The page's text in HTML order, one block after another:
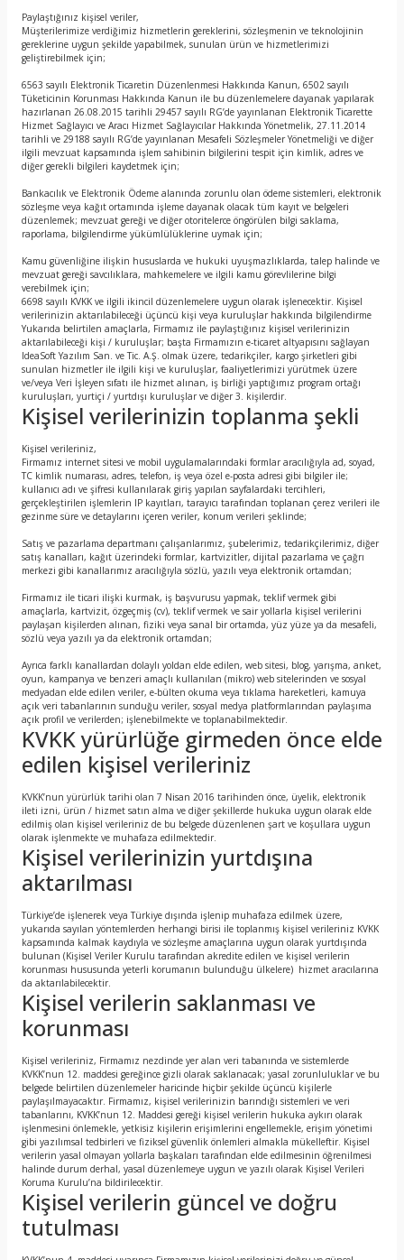
Paylaştığınız kişisel veriler,
Müşterilerimize verdiğimiz hizmetlerin gereklerini, sözleşmenin ve teknolojinin
gereklerine uygun şekilde yapabilmek, sunulan ürün ve hizmetlerimizi
geliştirebilmek için;
6563 sayılı Elektronik Ticaretin Düzenlenmesi Hakkında Kanun, 6502 sayılı
Tüketicinin Korunması Hakkında Kanun ile bu düzenlemelere dayanak yapılarak
hazırlanan 26.08.2015 tarihli 29457 sayılı RG’de yayınlanan Elektronik Ticarette
Hizmet Sağlayıcı ve Aracı Hizmet Sağlayıcılar Hakkında Yönetmelik, 27.11.2014
tarihli ve 29188 sayılı RG’de yayınlanan Mesafeli Sözleşmeler Yönetmeliği ve diğer
ilgili mevzuat kapsamında işlem sahibinin bilgilerini tespit için kimlik, adres ve
diğer gerekli bilgileri kaydetmek için;
Bankacılık ve Elektronik Ödeme alanında zorunlu olan ödeme sistemleri, elektronik
sözleşme veya kağıt ortamında işleme dayanak olacak tüm kayıt ve belgeleri
düzenlemek; mevzuat gereği ve diğer otoritelerce öngörülen bilgi saklama,
raporlama, bilgilendirme yükümlülüklerine uymak için;
Kamu güvenliğine ilişkin hususlarda ve hukuki uyuşmazlıklarda, talep halinde ve
mevzuat gereği savcılıklara, mahkemelere ve ilgili kamu görevlilerine bilgi
verebilmek için;
6698 sayılı KVKK ve ilgili ikincil düzenlemelere uygun olarak işlenecektir. Kişisel
verilerinizin aktarılabileceği üçüncü kişi veya kuruluşlar hakkında bilgilendirme
Yukarıda belirtilen amaçlarla, Firmamız ile paylaştığınız kişisel verilerinizin
aktarılabileceği kişi / kuruluşlar; başta Firmamızın e-ticaret altyapısını sağlayan
IdeaSoft Yazılım San. ve Tic. A.Ş. olmak üzere, tedarikçiler, kargo şirketleri gibi
sunulan hizmetler ile ilgili kişi ve kuruluşlar, faaliyetlerimizi yürütmek üzere
ve/veya Veri İşleyen sıfatı ile hizmet alınan, iş birliği yaptığımız program ortağı
kuruluşları, yurtiçi / yurtdışı kuruluşlar ve diğer 3. kişilerdir.
Kişisel verilerinizin toplanma şekli
Kişisel verileriniz,
Firmamız internet sitesi ve mobil uygulamalarındaki formlar aracılığıyla ad, soyad,
TC kimlik numarası, adres, telefon, iş veya özel e-posta adresi gibi bilgiler ile;
kullanıcı adı ve şifresi kullanılarak giriş yapılan sayfalardaki tercihleri,
gerçekleştirilen işlemlerin IP kayıtları, tarayıcı tarafından toplanan çerez verileri ile
gezinme süre ve detaylarını içeren veriler, konum verileri şeklinde;
Satış ve pazarlama departmanı çalışanlarımız, şubelerimiz, tedarikçilerimiz, diğer
satış kanalları, kağıt üzerindeki formlar, kartvizitler, dijital pazarlama ve çağrı
merkezi gibi kanallarımız aracılığıyla sözlü, yazılı veya elektronik ortamdan;
Firmamız ile ticari ilişki kurmak, iş başvurusu yapmak, teklif vermek gibi
amaçlarla, kartvizit, özgeçmiş (cv), teklif vermek ve sair yollarla kişisel verilerini
paylaşan kişilerden alınan, fiziki veya sanal bir ortamda, yüz yüze ya da mesafeli,
sözlü veya yazılı ya da elektronik ortamdan;
Ayrıca farklı kanallardan dolaylı yoldan elde edilen, web sitesi, blog, yarışma, anket,
oyun, kampanya ve benzeri amaçlı kullanılan (mikro) web sitelerinden ve sosyal
medyadan elde edilen veriler, e-bülten okuma veya tıklama hareketleri, kamuya
açık veri tabanlarının sunduğu veriler, sosyal medya platformlarından paylaşıma
açık profil ve verilerden; işlenebilmekte ve toplanabilmektedir.
KVKK yürürlüğe girmeden önce elde
edilen kişisel verileriniz
KVKK’nun yürürlük tarihi olan 7 Nisan 2016 tarihinden önce, üyelik, elektronik
ileti izni, ürün / hizmet satın alma ve diğer şekillerde hukuka uygun olarak elde
edilmiş olan kişisel verileriniz de bu belgede düzenlenen şart ve koşullara uygun
olarak işlenmekte ve muhafaza edilmektedir.
Kişisel verilerinizin yurtdışına
aktarılması
Türkiye’de işlenerek veya Türkiye dışında işlenip muhafaza edilmek üzere,
yukarıda sayılan yöntemlerden herhangi birisi ile toplanmış kişisel verileriniz KVKK
kapsamında kalmak kaydıyla ve sözleşme amaçlarına uygun olarak yurtdışında
bulunan (Kişisel Veriler Kurulu tarafından akredite edilen ve kişisel verilerin
korunması hususunda yeterli korumanın bulunduğu ülkelere) hizmet aracılarına
da aktarılabilecektir.
Kişisel verilerin saklanması ve
korunması
Kişisel verileriniz, Firmamız nezdinde yer alan veri tabanında ve sistemlerde
KVKK’nun 12. maddesi gereğince gizli olarak saklanacak; yasal zorunluluklar ve bu
belgede belirtilen düzenlemeler haricinde hiçbir şekilde üçüncü kişilerle
paylaşılmayacaktır. Firmamız, kişisel verilerinizin barındığı sistemleri ve veri
tabanlarını, KVKK’nun 12. Maddesi gereği kişisel verilerin hukuka aykırı olarak
işlenmesini önlemekle, yetkisiz kişilerin erişimlerini engellemekle, erişim yönetimi
gibi yazılımsal tedbirleri ve fiziksel güvenlik önlemleri almakla mükelleftir. Kişisel
verilerin yasal olmayan yollarla başkaları tarafından elde edilmesinin öğrenilmesi
halinde durum derhal, yasal düzenlemeye uygun ve yazılı olarak Kişisel Verileri
Koruma Kurulu’na bildirilecektir.
Kişisel verilerin güncel ve doğru
tutulması